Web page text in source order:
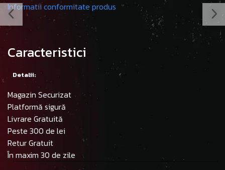
Informatii conformitate produs
Caracteristici
Detalii:
Magazin Securizat
Platformă sigură
Livrare Gratuită
Peste 300 de lei
Retur Gratuit
În maxim 30 de zile